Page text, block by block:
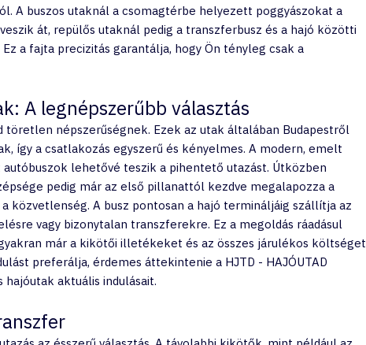
A buszos utaknál a csomagtérbe helyezett poggyászokat a
át, repülős utaknál pedig a transzferbusz és a hajó közötti
a fajta precizitás garantálja, hogy Ön tényleg csak a
A legnépszerűbb választás
népszerűségnek. Ezek az utak általában Budapestről
így a csatlakozás egyszerű és kényelmes. A modern, emelt
lehetővé teszik a pihentető utazást. Útközben
pedig már az első pillanattól kezdve megalapozza a
közvetlenség. A busz pontosan a hajó termináljáig szállítja az
vagy bizonytalan transzferekre. Ez a megoldás ráadásul
már a kikötői illetékeket és az összes járulékos költséget
preferálja, érdemes áttekintenie a HJTD - HAJÓUTAD
aktuális indulásait.